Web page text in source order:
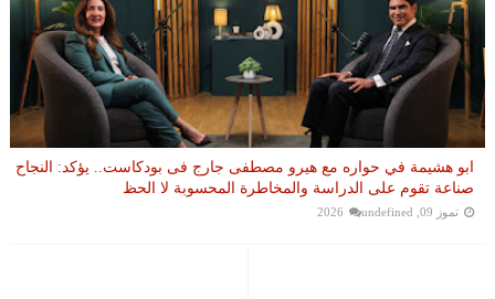
ابو هشيمة في حواره مع هيرو مصطفى جارج فى بودكاست.. يؤكد: النجاح
صناعة تقوم على الدراسة والمخاطرة المحسوبة لا الحظ
تموز 09, 2026 undefined